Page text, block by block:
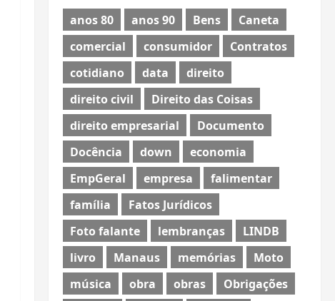
anos 80 anos 90 Bens
Caneta
comercial
consumidor
Contratos
cotidiano
data
direito
direito civil
Direito das Coisas
direito empresarial
Documento
Docência
down
economia
EmpGeral
empresa
falimentar
família
Fatos Jurídicos
Foto falante
lembranças
LINDB
livro
Manaus memórias
Moto
música
obra obras
Obrigações